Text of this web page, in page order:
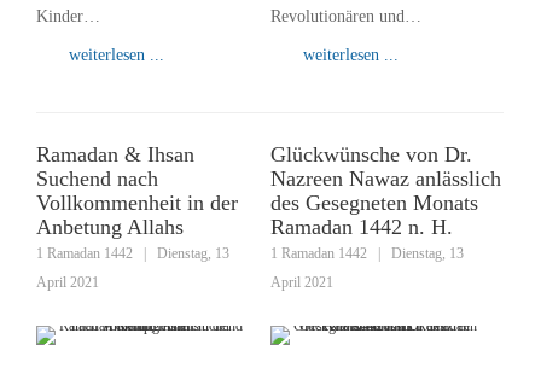
Kinder…
weiterlesen ...
Revolutionären und…
weiterlesen ...
Ramadan & Ihsan
Suchend nach
Vollkommenheit in der
Anbetung Allahs
1 Ramadan 1442
Dienstag, 13
April 2021
Glückwünsche von Dr.
Nazreen Nawaz anlässlich
des Gesegneten Monats
Ramadan 1442 n. H.
1 Ramadan 1442
Dienstag, 13
April 2021